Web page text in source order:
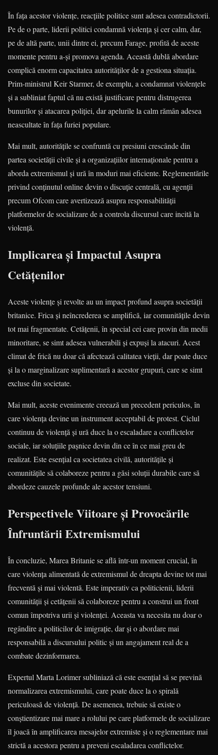
În fața acestor violențe, reacțiile politice sunt adesea contradictorii.
Pe de o parte, liderii politici condamnă violența și cer calm, dar,
pe de altă parte, unii dintre ei, precum Farage, profită de aceste
momente pentru a-și promova agenda. Această dublă abordare
complică enorm capacitatea autorităților de a gestiona situația.
Prim-ministrul Keir Starmer, de exemplu, a condamnat violențele
și a subliniat faptul că nu există justificare pentru distrugerea
bunurilor și atacarea poliției, dar apelurile la calm rămân adesea
neascultate în fața furiei populare.
Mai mult, autoritățile se confruntă cu presiuni crescânde din
partea societății civile și a organizațiilor internaționale pentru a
aborda extremismul și ură în moduri mai eficiente. Reglementările
privind conținutul online devin o discuție centrală, cu agenții
precum Ofcom care avertizează asupra responsabilității
platformelor de socializare de a controla discursul care incită la
violență.
Implicarea și Impactul Asupra
Cetățenilor
Aceste violențe și revolte au un impact profund asupra societății
britanice. Frica și neîncrederea se amplifică, iar comunitățile devin
tot mai fragmentate. Cetățenii, în special cei care provin din medii
minoritare, se simt adesea vulnerabili și expuși la atacuri. Acest
climat de frică nu doar că afectează calitatea vieții, dar poate duce
și la o marginalizare suplimentară a acestor grupuri, care se simt
excluse din societate.
Mai mult, aceste evenimente creează un precedent periculos, în
care violența devine un instrument acceptabil de protest. Ciclul
continuu de violență și ură duce la o escaladare a conflictelor
sociale, iar soluțiile pașnice devin din ce în ce mai greu de
realizat. Este esențial ca societatea civilă, autoritățile și
comunitățile să colaboreze pentru a găsi soluții durabile care să
abordeze cauzele profunde ale acestor tensiuni.
Perspectivele Viitoare și Provocările
Înfruntării Extremismului
În concluzie, Marea Britanie se află într-un moment crucial, în
care violența alimentată de extremismul de dreapta devine tot mai
frecventă și mai violentă. Este imperativ ca politicienii, liderii
comunității și cetățenii să colaboreze pentru a construi un front
comun împotriva urii și violenței. Aceasta va necesita nu doar o
regândire a politicilor de imigrație, dar și o abordare mai
responsabilă a discursului politic și un angajament real de a
combate dezinformarea.
Expertul Marta Lorimer subliniază că este esențial să se prevină
normalizarea extremismului, care poate duce la o spirală
periculoasă de violență. De asemenea, trebuie să existe o
conștientizare mai mare a rolului pe care platformele de socializare
îl joacă în amplificarea mesajelor extremiste și o reglementare mai
strictă a acestora pentru a preveni escaladarea conflictelor.